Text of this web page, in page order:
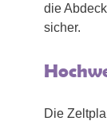
die
sicher.
Die